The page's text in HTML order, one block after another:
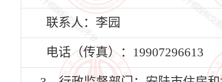
联系人：李园
电话（传真）：19907296613